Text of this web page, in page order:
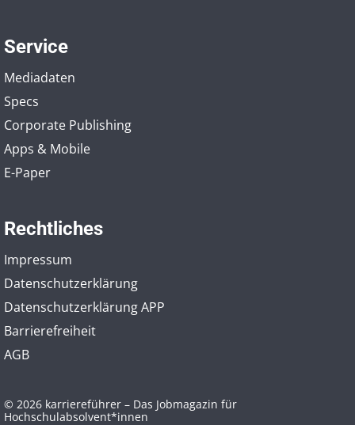
Service
Mediadaten
Specs
Corporate Publishing
Apps & Mobile
E-Paper
Rechtliches
Impressum
Datenschutzerklärung
Datenschutzerklärung APP
Barrierefreiheit
AGB
© 2026 karriereführer – Das Jobmagazin für
Hochschulabsolvent*innen